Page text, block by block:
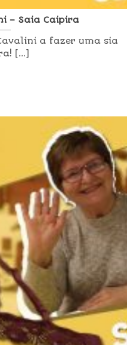
– Saia Caipira
a fazer uma sia
[...]